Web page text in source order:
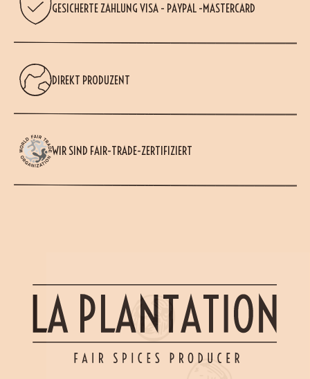
GESICHERTE ZAHLUNG VISA - PAYPAL -MASTERCARD
DIREKT PRODUZENT
WIR SIND FAIR-TRADE-ZERTIFIZIERT